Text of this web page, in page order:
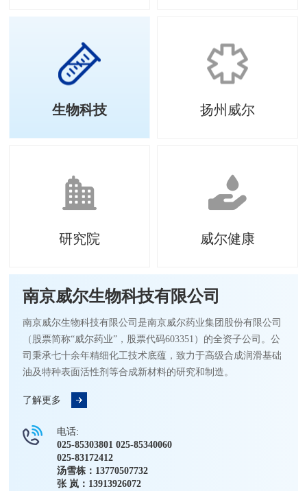
生物科技 扬州威尔
研究院 威尔健康
南京威尔生物科技有限公司
南京威尔生物科技有限公司是南京威尔药业集团股份有限公司
（股票简称“威尔药业”，股票代码603351）的全资子公司。公
司秉承七十余年精细化工技术底蕴，致力于高级合成润滑基础
油及特种表面活性剂等合成新材料的研究和制造。
了解更多
电话:
025-85303801 025-85340060
025-83172412
汤雪栋：13770507732
张 岚：13913926072